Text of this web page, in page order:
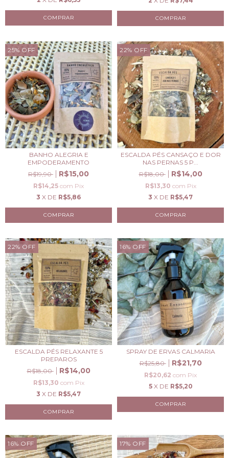
25% OFF
BANHO ALEGRIA E
EMPODERAMENTO
R$19,90
R$15,00
R$14,25 com Pix
3 X DE R$5,86
22% OFF
ESCALDA PÉS CANSAÇO E DOR
NAS PERNAS 5 P...
R$18,00
R$14,00
R$13,30 com Pix
3 X DE R$5,47
22% OFF
ESCALDA PÉS RELAXANTE 5
PREPAROS
R$18,00
R$14,00
R$13,30 com Pix
3 X DE R$5,47
16% OFF
SPRAY DE ERVAS CALMARIA
R$25,80
R$21,70
R$20,62 com Pix
5 X DE R$5,20
16% OFF 17% OFF